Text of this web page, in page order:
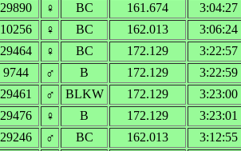
29890 ♀ BC 161.674 3:04:27
10256 ♀ BC 162.013 3:06:24
29464 ♀ BC 172.129 3:22:57
9744 ♂ B 172.129 3:22:59
29461 ♂ BLKW 172.129 3:23:00
29476 ♀ B 172.129 3:23:01
29246 ♂ BC 162.013 3:12:55